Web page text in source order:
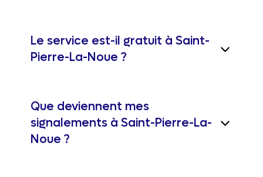
Le service est-il gratuit à Saint-
Pierre-La-Noue ?
Que deviennent mes
signalements à Saint-Pierre-La-
Noue ?